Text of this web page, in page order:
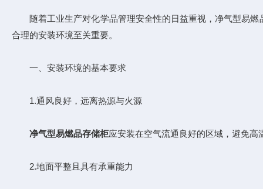
随着工业生产对化学品管理安全性的日益重视，净气型易燃
合理的安装环境至关重要。
一、安装环境的基本要求
1.通风良好，远离热源与火源
净气型易燃品存储柜应安装在空气流通良好的区域，避免
2.地面平整且具有承重能力